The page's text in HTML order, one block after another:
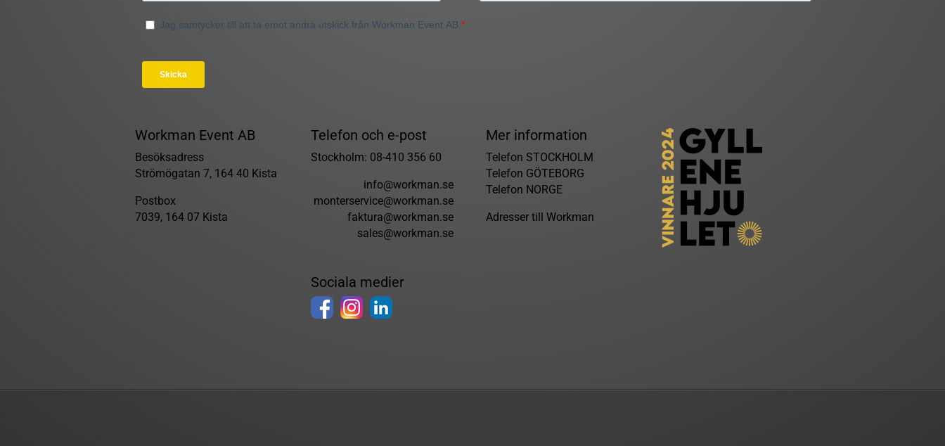
Workman Event AB
Besöksadress
Strömögatan 7, 164 40 Kista
Postbox
7039, 164 07 Kista
Telefon och e-post
Stockholm: 08-410 356 60
info@workman.se
monterservice@workman.se
faktura@workman.se
sales@workman.se
Sociala medier
Mer information
Telefon STOCKHOLM
Telefon GÖTEBORG
Telefon NORGE
Adresser till Workman